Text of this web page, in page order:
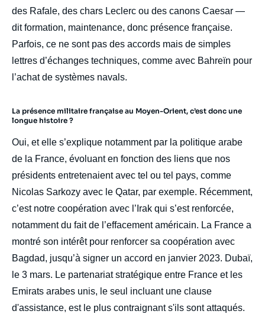
des Rafale, des chars Leclerc ou des canons Caesar —
dit formation, maintenance, donc présence française.
Parfois, ce ne sont pas des accords mais de simples
lettres d’échanges techniques, comme avec Bahreïn pour
l’achat de systèmes navals.
La présence militaire française au Moyen-Orient, c’est donc une
longue histoire ?
Oui, et elle s’explique notamment par la politique arabe
de la France, évoluant en fonction des liens que nos
présidents entretenaient avec tel ou tel pays, comme
Nicolas Sarkozy avec le Qatar, par exemple. Récemment,
c’est notre coopération avec l’Irak qui s’est renforcée,
notamment du fait de l’effacement américain. La France a
montré son intérêt pour renforcer sa coopération avec
Bagdad, jusqu’à signer un accord en janvier 2023. Dubaï,
le 3 mars. Le partenariat stratégique entre France et les
Emirats arabes unis, le seul incluant une clause
d'assistance, est le plus contraignant s'ils sont attaqués.